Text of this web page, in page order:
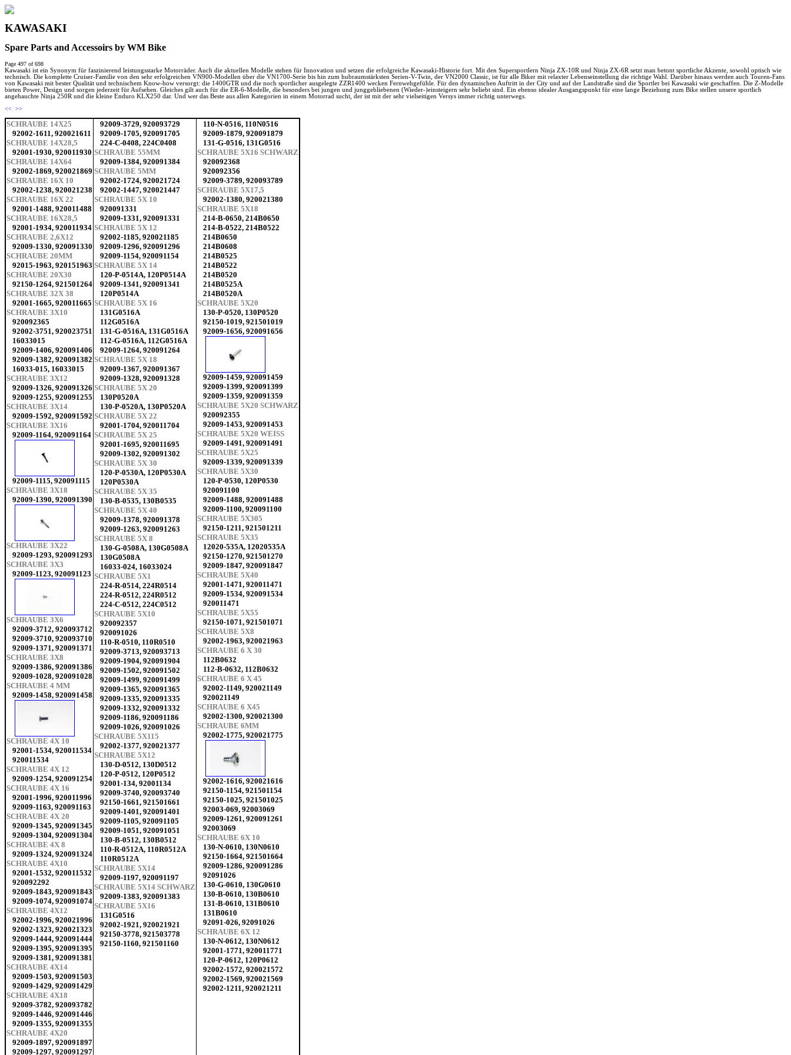
KAWASAKI
Spare Parts and Accessoirs by WM Bike
Page 497 of 698
Kawasaki ist ein Synonym für faszinierend leistungsstarke Motorräder. Auch die aktuellen Modelle stehen für Innovation und setzen die erfolgreiche Kawasaki-Historie fort. Mit den Supersportlern Ninja ZX-10R und Ninja ZX-6R setzt man betont sportliche Akzente, sowohl optisch wie
technisch. Die komplette Cruiser-Familie von den sehr erfolgreichen VN900-Modellen über die VN1700-Serie bis hin zum hubraumstärksten Serien-V-Twin, der VN2000 Classic, ist für alle Biker mit relaxter Lebenseinstellung die richtige Wahl. Darüber hinaus werden auch Touren-Fans
von Kawasaki mit bester Qualität und technischem Know-how versorgt: die 1400GTR und die noch sportlicher ausgelegte ZZR1400 wecken Fernwehgefühle. Für den dynamischen Auftritt in der City und auf der Landstraße sind die Sportler bei Kawasaki wie geschaffen. Die Z-Modelle
bieten Power, Design und sorgen jederzeit für Aufsehen. Gleiches gilt auch für die ER-6-Modelle, die besonders bei jungen und junggebliebenen (Wieder-)einsteigern sehr beliebt sind. Ein ebenso idealer Ausgangspunkt für eine lange Beziehung zum Bike stellen unsere sportlich
angehauchte Ninja 250R und die kleine Enduro KLX250 dar. Und wer das Beste aus allen Kategorien in einem Motorrad sucht, der ist mit der sehr vielseitigen Versys immer richtig unterwegs.
<<
>>
SCHRAUBE 14X25
92002-1611, 920021611
SCHRAUBE 14X28,5
92001-1930, 920011930
SCHRAUBE 14X64
92002-1869, 920021869
SCHRAUBE 16X 10
92002-1238, 920021238
SCHRAUBE 16X 22
92001-1488, 920011488
SCHRAUBE 16X28,5
92001-1934, 920011934
SCHRAUBE 2,6X12
92009-1330, 920091330
SCHRAUBE 20MM
92015-1963, 920151963
SCHRAUBE 20X30
92150-1264, 921501264
SCHRAUBE 32X 38
92001-1665, 920011665
SCHRAUBE 3X10
920092365
92002-3751, 920023751
16033015
92009-1406, 920091406
92009-1382, 920091382
16033-015, 16033015
SCHRAUBE 3X12
92009-1326, 920091326
92009-1255, 920091255
SCHRAUBE 3X14
92009-1592, 920091592
SCHRAUBE 3X16
92009-1164, 920091164
92009-1115, 920091115
SCHRAUBE 3X18
92009-1390, 920091390
SCHRAUBE 3X22
92009-1293, 920091293
SCHRAUBE 3X3
92009-1123, 920091123
SCHRAUBE 3X6
92009-3712, 920093712
92009-3710, 920093710
92009-1371, 920091371
SCHRAUBE 3X8
92009-1386, 920091386
92009-1028, 920091028
SCHRAUBE 4 MM
92009-1458, 920091458
SCHRAUBE 4X 10
92001-1534, 920011534
920011534
SCHRAUBE 4X 12
92009-1254, 920091254
SCHRAUBE 4X 16
92001-1996, 920011996
92009-1163, 920091163
SCHRAUBE 4X 20
92009-1345, 920091345
92009-1304, 920091304
SCHRAUBE 4X 8
92009-1324, 920091324
SCHRAUBE 4X10
92001-1532, 920011532
920092292
92009-1843, 920091843
92009-1074, 920091074
SCHRAUBE 4X12
92002-1996, 920021996
92002-1323, 920021323
92009-1444, 920091444
92009-1395, 920091395
92009-1381, 920091381
SCHRAUBE 4X14
92009-1503, 920091503
92009-1429, 920091429
SCHRAUBE 4X18
92009-3782, 920093782
92009-1446, 920091446
92009-1355, 920091355
SCHRAUBE 4X20
92009-1897, 920091897
92009-1297, 920091297
92009-3729, 920093729
92009-1705, 920091705
224-C-0408, 224C0408
SCHRAUBE 55MM
92009-1384, 920091384
SCHRAUBE 5MM
92002-1724, 920021724
92002-1447, 920021447
SCHRAUBE 5X 10
920091331
92009-1331, 920091331
SCHRAUBE 5X 12
92002-1185, 920021185
92009-1296, 920091296
92009-1154, 920091154
SCHRAUBE 5X 14
120-P-0514A, 120P0514A
92009-1341, 920091341
120P0514A
SCHRAUBE 5X 16
131G0516A
112G0516A
131-G-0516A, 131G0516A
112-G-0516A, 112G0516A
92009-1264, 920091264
SCHRAUBE 5X 18
92009-1367, 920091367
92009-1328, 920091328
SCHRAUBE 5X 20
130P0520A
130-P-0520A, 130P0520A
SCHRAUBE 5X 22
92001-1704, 920011704
SCHRAUBE 5X 25
92001-1695, 920011695
92009-1302, 920091302
SCHRAUBE 5X 30
120-P-0530A, 120P0530A
120P0530A
SCHRAUBE 5X 35
130-B-0535, 130B0535
SCHRAUBE 5X 40
92009-1378, 920091378
92009-1263, 920091263
SCHRAUBE 5X 8
130-G-0508A, 130G0508A
130G0508A
16033-024, 16033024
SCHRAUBE 5X1
224-R-0514, 224R0514
224-R-0512, 224R0512
224-C-0512, 224C0512
SCHRAUBE 5X10
920092357
920091026
110-R-0510, 110R0510
92009-3713, 920093713
92009-1904, 920091904
92009-1502, 920091502
92009-1499, 920091499
92009-1365, 920091365
92009-1335, 920091335
92009-1332, 920091332
92009-1186, 920091186
92009-1026, 920091026
SCHRAUBE 5X115
92002-1377, 920021377
SCHRAUBE 5X12
130-D-0512, 130D0512
120-P-0512, 120P0512
92001-134, 92001134
92009-3740, 920093740
92150-1661, 921501661
92009-1401, 920091401
92009-1105, 920091105
92009-1051, 920091051
130-B-0512, 130B0512
110-R-0512A, 110R0512A
110R0512A
SCHRAUBE 5X14
92009-1197, 920091197
SCHRAUBE 5X14 SCHWARZ
92009-1383, 920091383
SCHRAUBE 5X16
131G0516
92002-1921, 920021921
92150-3778, 921503778
92150-1160, 921501160
110-N-0516, 110N0516
92009-1879, 920091879
131-G-0516, 131G0516
SCHRAUBE 5X16 SCHWARZ
920092368
920092356
92009-3789, 920093789
SCHRAUBE 5X17,5
92002-1380, 920021380
SCHRAUBE 5X18
214-B-0650, 214B0650
214-B-0522, 214B0522
214B0650
214B0608
214B0525
214B0522
214B0520
214B0525A
214B0520A
SCHRAUBE 5X20
130-P-0520, 130P0520
92150-1019, 921501019
92009-1656, 920091656
92009-1459, 920091459
92009-1399, 920091399
92009-1359, 920091359
SCHRAUBE 5X20 SCHWARZ
920092355
92009-1453, 920091453
SCHRAUBE 5X20 WEISS
92009-1491, 920091491
SCHRAUBE 5X25
92009-1339, 920091339
SCHRAUBE 5X30
120-P-0530, 120P0530
920091100
92009-1488, 920091488
92009-1100, 920091100
SCHRAUBE 5X305
92150-1211, 921501211
SCHRAUBE 5X35
12020-535A, 12020535A
92150-1270, 921501270
92009-1847, 920091847
SCHRAUBE 5X40
92001-1471, 920011471
92009-1534, 920091534
920011471
SCHRAUBE 5X55
92150-1071, 921501071
SCHRAUBE 5X8
92002-1963, 920021963
SCHRAUBE 6 X 30
112B0632
112-B-0632, 112B0632
SCHRAUBE 6 X 45
92002-1149, 920021149
920021149
SCHRAUBE 6 X45
92002-1300, 920021300
SCHRAUBE 6MM
92002-1775, 920021775
92002-1616, 920021616
92150-1154, 921501154
92150-1025, 921501025
92003-069, 92003069
92009-1261, 920091261
92003069
SCHRAUBE 6X 10
130-N-0610, 130N0610
92150-1664, 921501664
92009-1286, 920091286
92091026
130-G-0610, 130G0610
130-B-0610, 130B0610
131-B-0610, 131B0610
131B0610
92091-026, 92091026
SCHRAUBE 6X 12
130-N-0612, 130N0612
92001-1771, 920011771
120-P-0612, 120P0612
92002-1572, 920021572
92002-1569, 920021569
92002-1211, 920021211